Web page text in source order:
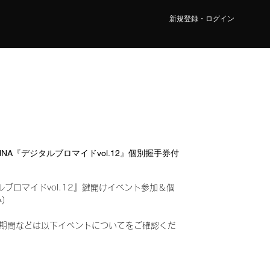
新規登録・ログイン
『デジタルブロマイドvol.12』個別握手券付
ブロマイドvol.12』鍵開けイベント参加＆個
)
間などは以下イベントについてをご確認くだ